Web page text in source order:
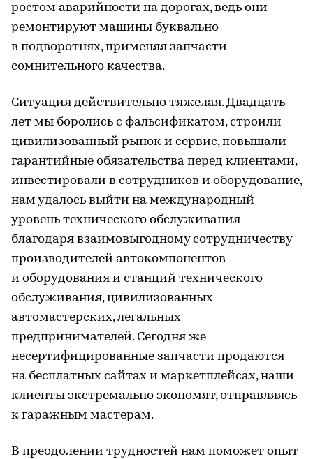
ростом аварийности на дорогах, ведь они
ремонтируют машины буквально
в подворотнях, применяя запчасти
сомнительного качества.
Ситуация действительно тяжелая. Двадцать
лет мы боролись с фальсификатом, строили
цивилизованный рынок и сервис, повышали
гарантийные обязательства перед клиентами,
инвестировали в сотрудников и оборудование,
нам удалось выйти на международный
уровень технического обслуживания
благодаря взаимовыгодному сотрудничеству
производителей автокомпонентов
и оборудования и станций технического
обслуживания, цивилизованных
автомастерских, легальных
предпринимателей. Сегодня же
несертифицированные запчасти продаются
на бесплатных сайтах и маркетплейсах, наши
клиенты экстремально экономят, отправляясь
к гаражным мастерам.
В преодолении трудностей нам поможет опыт